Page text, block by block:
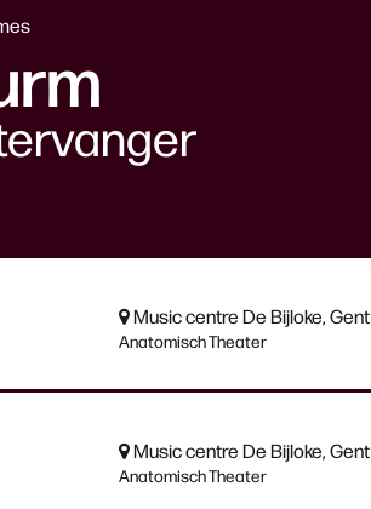
Music centre De Bijloke, Gent
Anatomisch Theater
Music centre De Bijloke, Gent
Anatomisch Theater